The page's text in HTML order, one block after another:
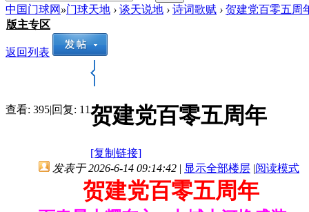
中国门球网 »门球天地 › 谈天说地 › 诗词歌赋 › 贺建党百零五周
版主专区
返回列表
查看: 395|回复: 11贺建党百零五周年
[复制链接]
发表于 2026-6-14 09:14:42 | 显示全部楼层 |阅读模式
贺建党百零五周年